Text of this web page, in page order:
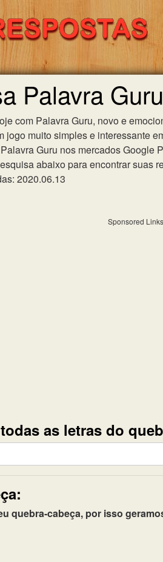
Palavra
com Palavra Guru, novo e
jogo muito simples e interessante
Guru nos mercados
abaixo para encontrar suas
2020.06.13
Sponsored Links
as letras do
quebra-cabeça, por isso